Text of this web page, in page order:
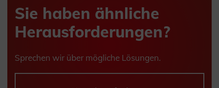
Sie haben ähnliche
Herausforderungen?
Sprechen wir über mögliche Lösungen.